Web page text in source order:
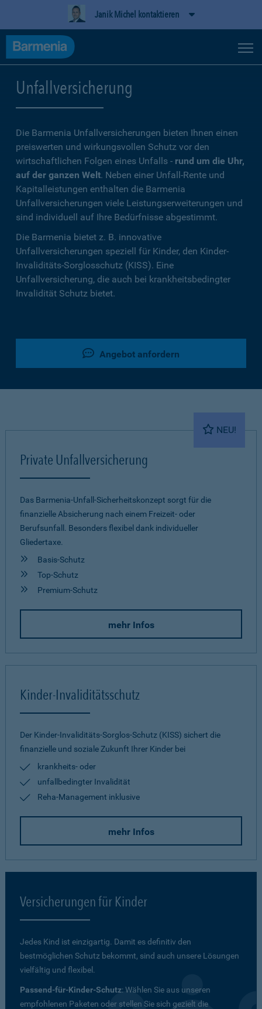
Janik Michel kontaktieren
Unfallversicherung
Die Barmenia Unfallversicherungen bieten Ihnen einen
preiswerten und wirkungsvollen Schutz vor den
wirtschaftlichen Folgen eines Unfalls - rund um die Uhr,
auf der ganzen Welt. Neben einer Unfall-Rente und
Kapitalleistungen enthalten die Barmenia
Unfallversicherungen viele Leistungserweiterungen und
sind individuell auf Ihre Bedürfnisse abgestimmt.
Die Barmenia bietet z. B. innovative
Unfallversicherungen speziell für Kinder, den Kinder-
Invaliditäts-Sorglosschutz (KISS). Eine
Unfallversicherung, die auch bei krankheitsbedingter
Invalidität Schutz bietet.
Angebot anfordern
NEU!
Private Unfallversicherung
Das Barmenia-Unfall-Sicherheitskonzept sorgt für die
finanzielle Absicherung nach einem Freizeit- oder
Berufsunfall. Besonders flexibel dank individueller
Gliedertaxe.
Basis-Schutz
Top-Schutz
Premium-Schutz
mehr Infos
Kinder-Invaliditätsschutz
Der Kinder-Invaliditäts-Sorglos-Schutz (KISS) sichert die
finanzielle und soziale Zukunft Ihrer Kinder bei
krankheits- oder
unfallbedingter Invalidität
Reha-Management inklusive
mehr Infos
Versicherungen für Kinder
Jedes Kind ist einzigartig. Damit es definitiv den
bestmöglichen Schutz bekommt, sind auch unsere Lösungen
vielfältig und flexibel.
Passend-für-Kinder-Schutz: Wählen Sie aus unseren
empfohlenen Paketen oder stellen Sie sich gezielt die